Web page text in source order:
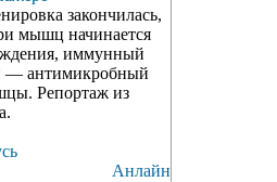
закончилась,
мышц начинается
иммунный
— антимикробный
Репортаж из
Анлайн